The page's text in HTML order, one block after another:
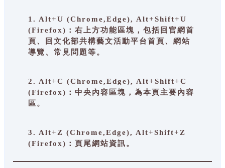
1. Alt+U (Chrome,Edge), Alt+Shift+U
(Firefox)：右上方功能區塊，包括回官網首
頁、回文化部共構藝文活動平台首頁、網站
導覽、常見問題等。
2. Alt+C (Chrome,Edge), Alt+Shift+C
(Firefox)：中央內容區塊，為本頁主要內容
區。
3. Alt+Z (Chrome,Edge), Alt+Shift+Z
(Firefox)：頁尾網站資訊。